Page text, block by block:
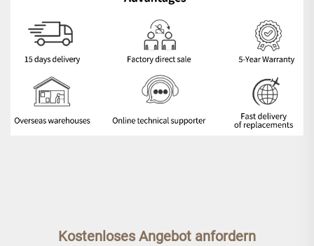
Kostenloses Angebot anfordern